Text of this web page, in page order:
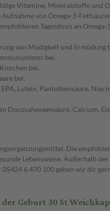
Vitamine, Mineralstoffe und
von Omega-3-
Tagesdosis an
von Müdigkeit und Ermüdung
bei.
bei.
bei.
Lutein, Pantothensäure,
Docosahexaensäure, Calcium,
Die
Lebensweise. Außerhalb
6 470 100 geben wir dir
Geburt 30 St